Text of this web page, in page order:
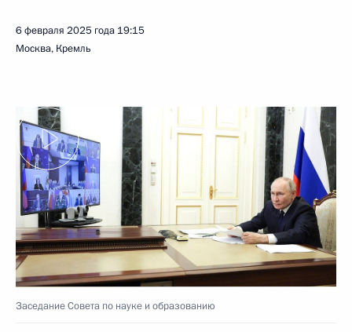
6 февраля 2025 года 19:15
Москва, Кремль
Заседание Совета по науке и образованию